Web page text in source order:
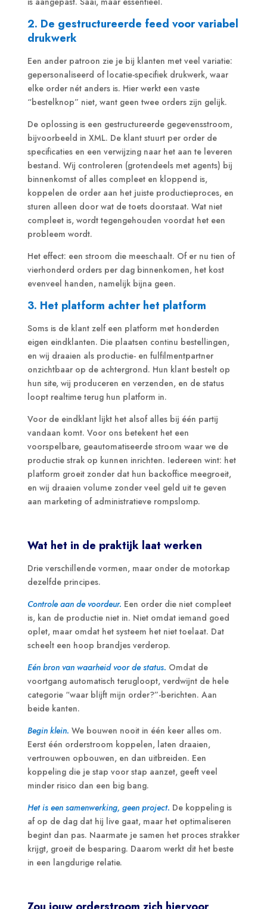
2. De gestructureerde feed voor variabel
drukwerk
Een ander patroon zie je bij klanten met veel variatie:
gepersonaliseerd of locatie-specifiek drukwerk, waar
elke order nét anders is. Hier werkt een vaste
“bestelknop” niet, want geen twee orders zijn gelijk.
De oplossing is een gestructureerde gegevensstroom,
bijvoorbeeld in XML. De klant stuurt per order de
specificaties en een verwijzing naar het aan te leveren
bestand. Wij controleren (grotendeels met agents) bij
binnenkomst of alles compleet en kloppend is,
koppelen de order aan het juiste productieproces, en
sturen alleen door wat de toets doorstaat. Wat niet
compleet is, wordt tegengehouden voordat het een
probleem wordt.
Het effect: een stroom die meeschaalt. Of er nu tien of
vierhonderd orders per dag binnenkomen, het kost
evenveel handen, namelijk bijna geen.
3. Het platform achter het platform
Soms is de klant zelf een platform met honderden
eigen eindklanten. Die plaatsen continu bestellingen,
en wij draaien als productie- en fulfilmentpartner
onzichtbaar op de achtergrond. Hun klant bestelt op
hun site, wij produceren en verzenden, en de status
loopt realtime terug hun platform in.
Voor de eindklant lijkt het alsof alles bij één partij
vandaan komt. Voor ons betekent het een
voorspelbare, geautomatiseerde stroom waar we de
productie strak op kunnen inrichten. Iedereen wint: het
platform groeit zonder dat hun backoffice meegroeit,
en wij draaien volume zonder veel geld uit te geven
aan marketing of administratieve rompslomp.
Wat het in de praktijk laat werken
Drie verschillende vormen, maar onder de motorkap
dezelfde principes.
Controle aan de voordeur. Een order die niet compleet
is, kan de productie niet in. Niet omdat iemand goed
oplet, maar omdat het systeem het niet toelaat. Dat
scheelt een hoop brandjes verderop.
Eén bron van waarheid voor de status. Omdat de
voortgang automatisch terugloopt, verdwijnt de hele
categorie “waar blijft mijn order?”-berichten. Aan
beide kanten.
Begin klein. We bouwen nooit in één keer alles om.
Eerst één orderstroom koppelen, laten draaien,
vertrouwen opbouwen, en dan uitbreiden. Een
koppeling die je stap voor stap aanzet, geeft veel
minder risico dan een big bang.
Het is een samenwerking, geen project. De koppeling is
af op de dag dat hij live gaat, maar het optimaliseren
begint dan pas. Naarmate je samen het proces strakker
krijgt, groeit de besparing. Daarom werkt dit het beste
in een langdurige relatie.